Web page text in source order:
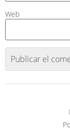
Web